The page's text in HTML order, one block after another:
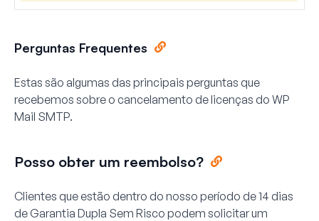
Perguntas Frequentes
Estas são algumas das principais perguntas que
recebemos sobre o cancelamento de licenças do WP
Mail SMTP.
Posso obter um reembolso?
Clientes que estão dentro do nosso período de 14 dias
de Garantia Dupla Sem Risco podem solicitar um